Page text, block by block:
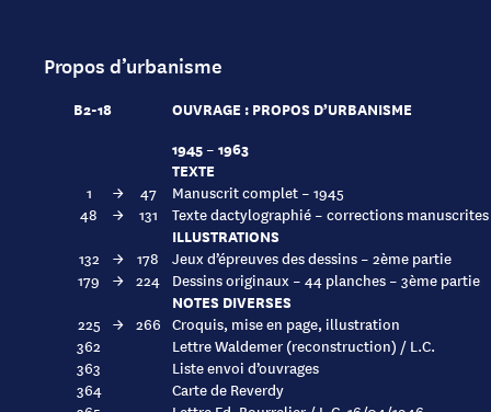
Propos d’urbanisme
B2-18
OUVRAGE : PROPOS D’URBANISME
1945 – 1963
TEXTE
1 → 47
Manuscrit complet – 1945
48
→ 131 Texte dactylographié – corrections manuscrites
ILLUSTRATIONS
132 → 178
Jeux d’épreuves des dessins – 2ème partie
179
→ 224 Dessins originaux – 44 planches – 3ème partie
NOTES DIVERSES
225 → 266 Croquis, mise en page, illustration
362
Lettre Waldemer (reconstruction) / L.C.
363
Liste envoi d’ouvrages
364
Carte de Reverdy